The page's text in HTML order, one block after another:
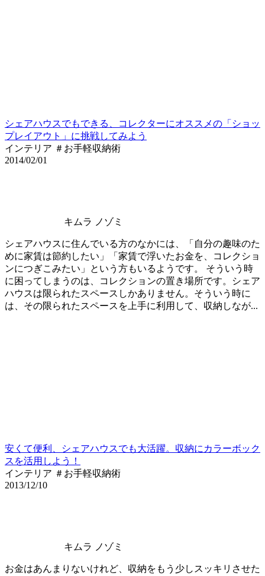
シェアハウスでもできる、コレクターにオススメの「ショッ
プレイアウト」に挑戦してみよう
インテリア ＃お手軽収納術
2014/02/01
キムラ ノゾミ
シェアハウスに住んでいる方のなかには、「自分の趣味のた
めに家賃は節約したい」「家賃で浮いたお金を、コレクショ
ンにつぎこみたい」という方もいるようです。 そういう時
に困ってしまうのは、コレクションの置き場所です。シェア
ハウスは限られたスペースしかありません。そういう時に
は、その限られたスペースを上手に利用して、収納しなが...
安くて便利、シェアハウスでも大活躍。収納にカラーボック
スを活用しよう！
インテリア ＃お手軽収納術
2013/12/10
キムラ ノゾミ
お金はあんまりないけれど、収納をもう少しスッキリさせた